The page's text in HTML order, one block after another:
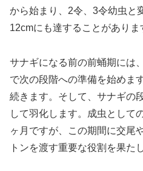
から始まり、2令、3令幼虫と
12cmにも達することがありま
サナギになる前の前蛹期には
で次の段階への準備を始めま
続きます。そして、サナギの
して羽化します。成虫として
ヶ月ですが、この期間に交尾
トンを渡す重要な役割を果た